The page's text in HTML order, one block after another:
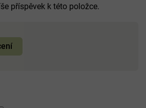
příspěvek k této položce.